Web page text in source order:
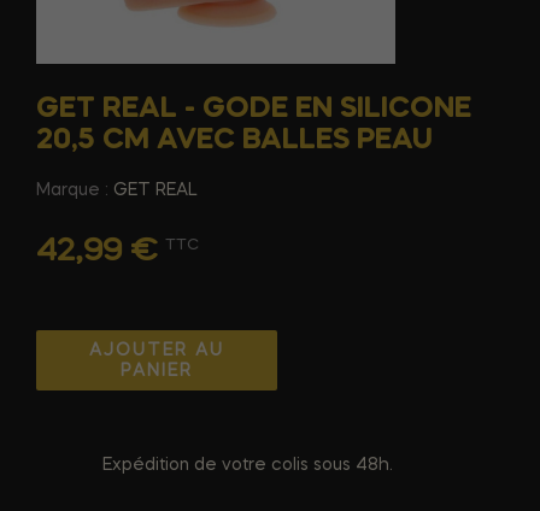
GET REAL - GODE EN SILICONE
20,5 CM AVEC BALLES PEAU
Marque : GET REAL
42,99 € TTC
AJOUTER AU
PANIER
Expédition de votre colis sous 48h.